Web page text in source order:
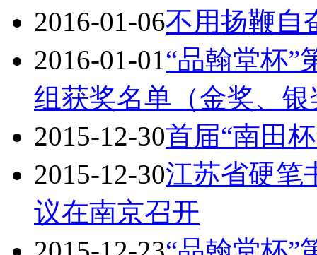
2016-01-06不用扬鞭
2016-01-01“品翰堂杯”
组获奖名单（金奖、
2015-12-30首届“南田
2015-12-30江苏省硬笔
议在南京召开